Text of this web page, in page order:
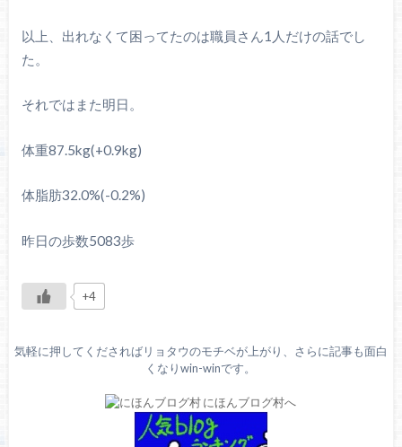
以上、出れなくて困ってたのは職員さん1人だけの話でし
た。
それではまた明日。
体重87.5kg(+0.9kg)
体脂肪32.0%(-0.2%)
昨日の歩数5083歩
+4
気軽に押してくださればリョタウのモチベが上がり、さらに記事も面白
くなりwin-winです。